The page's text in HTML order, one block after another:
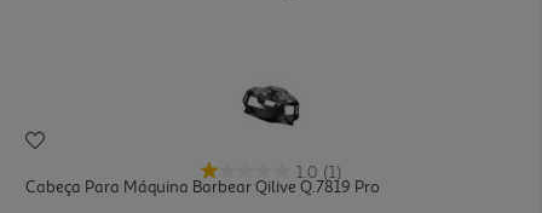
1.0 (1)
Cabeça Para Máquina Barbear Qilive Q.7819 Pro